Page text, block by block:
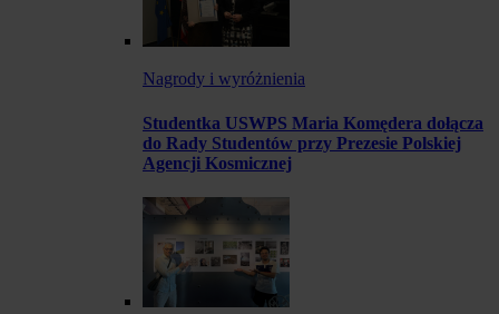
Nagrody i wyróżnienia
Studentka USWPS Maria Komędera dołącza
do Rady Studentów przy Prezesie Polskiej
Agencji Kosmicznej